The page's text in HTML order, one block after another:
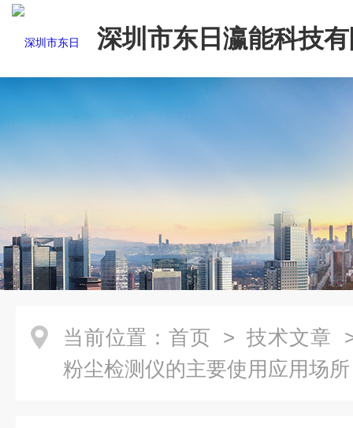
深圳市东日瀛能科技
当前位置： 首页 > 技术文章
粉尘检测仪的主要使用应用场所